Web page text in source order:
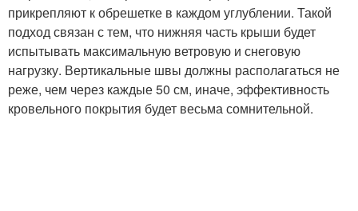
прикрепляют к обрешетке в каждом углублении. Такой
подход связан с тем, что нижняя часть крыши будет
испытывать максимальную ветровую и снеговую
нагрузку. Вертикальные швы должны располагаться не
реже, чем через каждые 50 см, иначе, эффективность
кровельного покрытия будет весьма сомнительной.